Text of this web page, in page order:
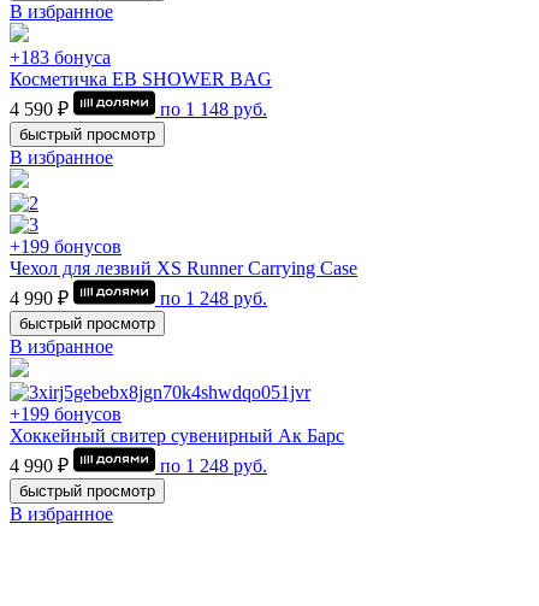
В избранное
+183 бонуса
Косметичка EB SHOWER BAG
4 590 ₽
по 1 148 руб.
быстрый просмотр
В избранное
+199 бонусов
Чехол для лезвий XS Runner Carrying Case
4 990 ₽
по 1 248 руб.
быстрый просмотр
В избранное
+199 бонусов
Хоккейный свитер сувенирный Ак Барс
4 990 ₽
по 1 248 руб.
быстрый просмотр
В избранное